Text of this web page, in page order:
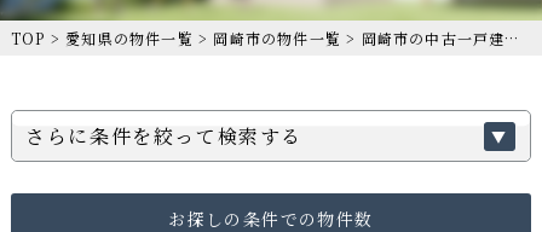
TOP > 愛知県の物件一覧 > 岡崎市の物件一覧 > 岡崎市の中古一戸建て一覧
さらに条件を絞って検索する
お探しの条件での物件数